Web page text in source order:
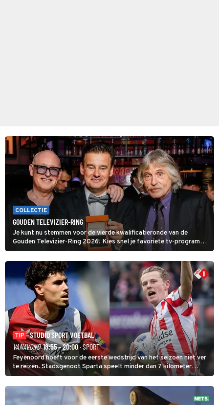
COLLECTIE
GOUDEN TELEVIZIER-RING
Je kunt nu stemmen voor de vierde kwalificatieronde van de
Gouden Televizier-Ring 2026. Kies snel je favoriete tv-programma
én streamingshow .
TIP
STUDIO SPORT VOETBAL
VANAVOND 18:55 - 20:00· SPORT
Feyenoord hoeft voor de eerste wedstrijd van het seizoen niet ver
te reizen. Stadsgenoot Sparta speelt minder dan 7 kilometer
verderop. Feyenoord trok de Spaanse spits Nacho Ferri aan van
KVC Westerlo uit België.